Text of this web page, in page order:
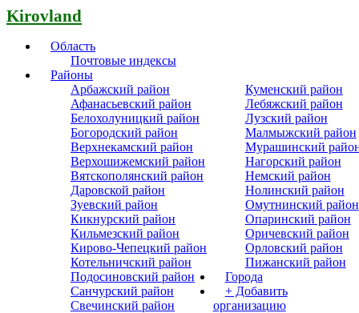
Kirovland
Область
Почтовые индексы
Районы
Арбажский район
Афанасьевский район
Белохолуницкий район
Богородский район
Верхнекамский район
Верхошижемский район
Вятскополянский район
Даровской район
Зуевский район
Кикнурский район
Кильмезский район
Кирово-Чепецкий район
Котельничский район
Куменский район
Лебяжский район
Лузский район
Малмыжский район
Мурашинский
Нагорский район
Немский район
Нолинский район
Омутнинский район
Опаринский район
Оричевский район
Орловский район
Пижанский район
Подосиновский район
Санчурский район
Свечинский район
Города
+ Добавить
организацию